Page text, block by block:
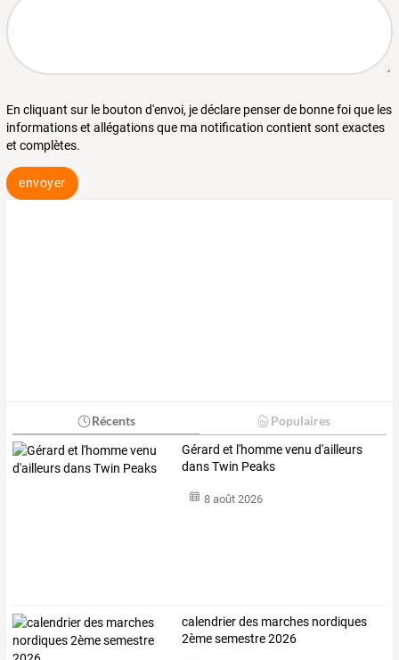
En cliquant sur le bouton d'envoi, je déclare penser de bonne foi que les
informations et allégations que ma notification contient sont exactes
et complètes.
envoyer
Récents Populaires
Gérard et l'homme venu d'ailleurs
dans Twin Peaks
8 août 2026
calendrier des marches nordiques
2ème semestre 2026